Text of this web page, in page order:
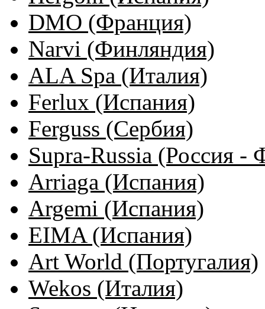
DMO (Франция)
Narvi (Финляндия)
ALA Spa (Италия)
Ferlux (Испания)
Ferguss (Сербия)
Supra-Russia (Россия -
Arriaga (Испания)
Argemi (Испания)
EIMA (Испания)
Art World (Португалия)
Wekos (Италия)